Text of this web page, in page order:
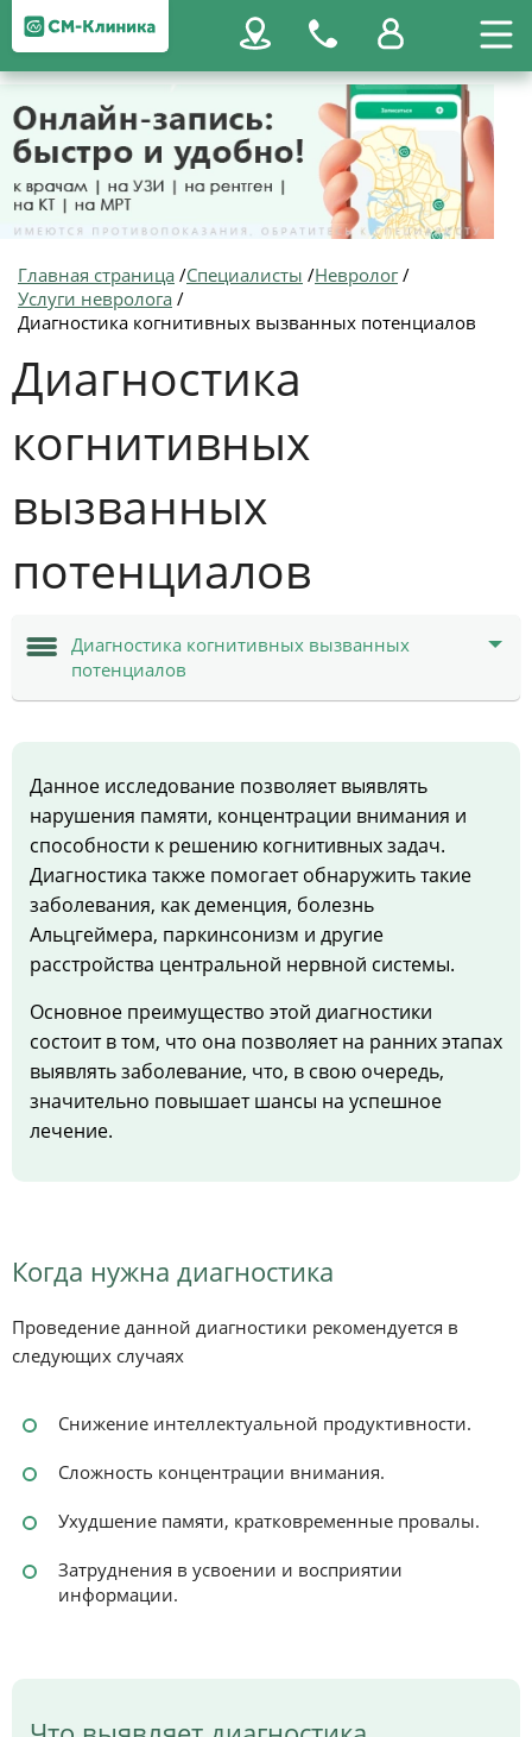
Главная страница /Специалисты /Невролог/
Услуги невролога /
Диагностика когнитивных вызванных потенциалов
Диагностика
когнитивных
вызванных
потенциалов
Диагностика когнитивных вызванных
потенциалов
Данное исследование позволяет выявлять
нарушения памяти, концентрации внимания и
способности к решению когнитивных задач.
Диагностика также помогает обнаружить такие
заболевания, как деменция, болезнь
Альцгеймера, паркинсонизм и другие
расстройства центральной нервной системы.
Основное преимущество этой диагностики
состоит в том, что она позволяет на ранних этапах
выявлять заболевание, что, в свою очередь,
значительно повышает шансы на успешное
лечение.
Когда нужна диагностика
Проведение данной диагностики рекомендуется в
следующих случаях
Снижение интеллектуальной продуктивности.
Сложность концентрации внимания.
Ухудшение памяти, кратковременные провалы.
Затруднения в усвоении и восприятии
информации.